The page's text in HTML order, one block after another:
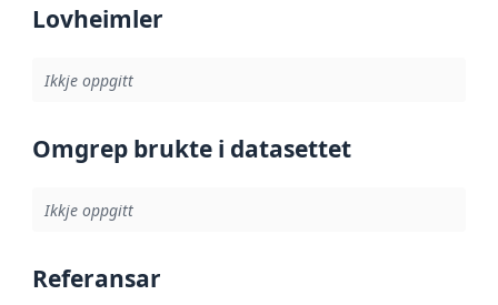
Lovheimler
Ikkje oppgitt
Omgrep brukte i datasettet
Ikkje oppgitt
Referansar